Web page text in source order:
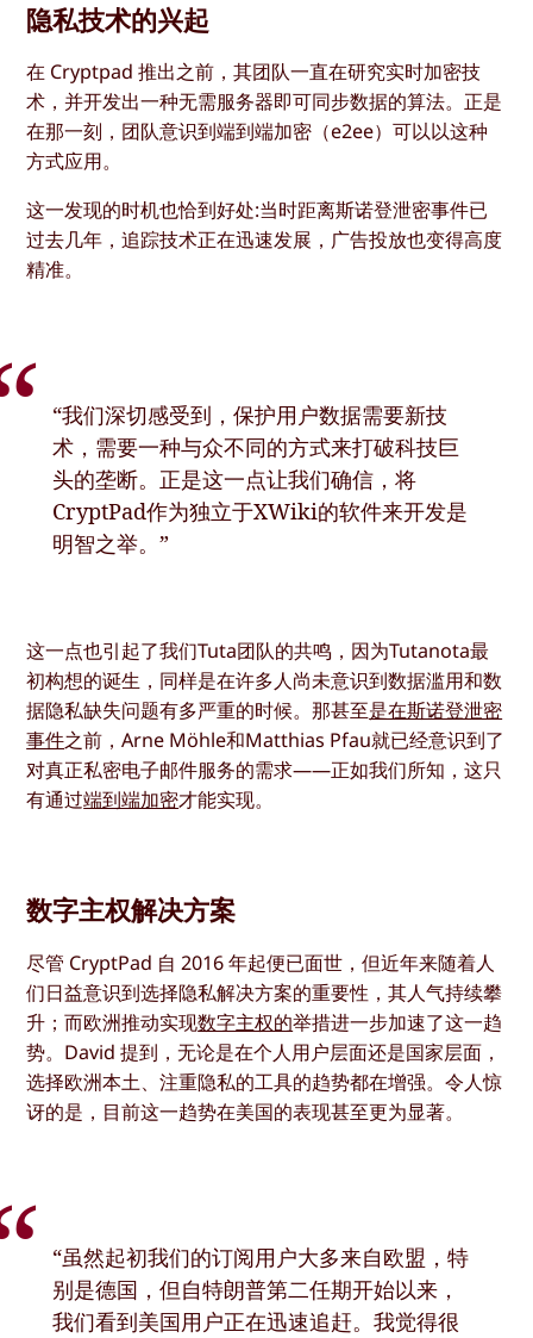
隐私技术的兴起
在 Cryptpad 推出之前，其团队一直在研究实时加密技
术，并开发出一种无需服务器即可同步数据的算法。正是
在那一刻，团队意识到端到端加密（e2ee）可以以这种
方式应用。
这一发现的时机也恰到好处:当时距离斯诺登泄密事件已
过去几年，追踪技术正在迅速发展，广告投放也变得高度
精准。
“我们深切感受到，保护用户数据需要新技
术，需要一种与众不同的方式来打破科技巨
头的垄断。正是这一点让我们确信，将
CryptPad作为独立于XWiki的软件来开发是
明智之举。”
这一点也引起了我们Tuta团队的共鸣，因为Tutanota最
初构想的诞生，同样是在许多人尚未意识到数据滥用和数
据隐私缺失问题有多严重的时候。那甚至是在斯诺登泄密
事件之前，Arne Möhle和Matthias Pfau就已经意识到了
对真正私密电子邮件服务的需求——正如我们所知，这只
有通过端到端加密才能实现。
数字主权解决方案
尽管 CryptPad 自 2016 年起便已面世，但近年来随着人
们日益意识到选择隐私解决方案的重要性，其人气持续攀
升；而欧洲推动实现数字主权的举措进一步加速了这一趋
势。David 提到，无论是在个人用户层面还是国家层面，
选择欧洲本土、注重隐私的工具的趋势都在增强。令人惊
讶的是，目前这一趋势在美国的表现甚至更为显著。
“虽然起初我们的订阅用户大多来自欧盟，特
别是德国，但自特朗普第二任期开始以来，
我们看到美国用户正在迅速追赶。我觉得很